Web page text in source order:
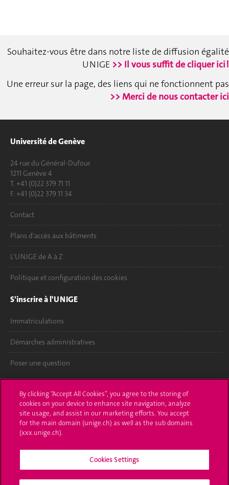
Souhaitez-vous être dans notre liste de diffusion égalité
UNIGE >> Il vous suffit de cliquer ici !
Une erreur sur la page, des liens qui ne fonctionnent pas
>> Merci de nous contacter ici
Université de Genève
24 rue du Général-Dufour
1211 Genève 4
T. +41 (0)22 379 71 11
F. +41 (0)22 379 11 34
Contact
Plans d'accès aux bâtiments
L'UNIGE de A à Z
Politique et configuration des cookies
S'inscrire à l'UNIGE
Immatriculations
Démarches administratives
Poser une question
UNIGE Mobile
Médias
Offres d'emploi
Bibliothèque
By clicking “Accept All Cookies”, you agree to the storing of
cookies on your device to enhance site navigation, analyze
site usage, and assist in our marketing efforts. You accept
for the main domain (unige.ch) as well as the sub domains
(xxx.unige.ch).
Cookies Settings